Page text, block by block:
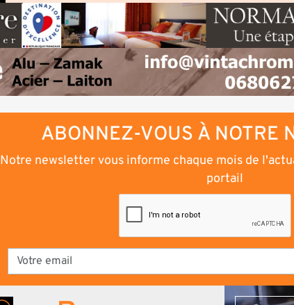
ABONNEZ-VOUS À NOTRE
Notre newsletter vous informe chaque mois de
portail